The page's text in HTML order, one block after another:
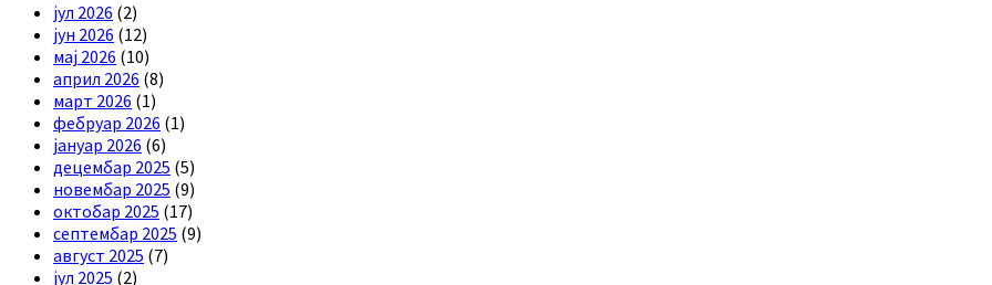
јул 2026 (2)
јун 2026 (12)
мај 2026 (10)
април 2026 (8)
март 2026 (1)
фебруар 2026 (1)
јануар 2026 (6)
децембар 2025 (5)
новембар 2025 (9)
октобар 2025 (17)
септембар 2025 (9)
август 2025 (7)
јул 2025 (2)